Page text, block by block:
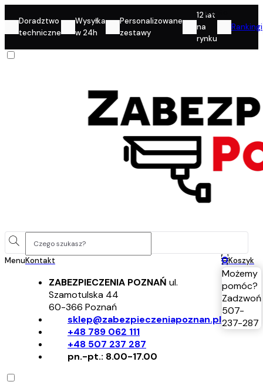
Doradztwo
techniczne
Wysyłka
w 24h
Personalizowane
zestawy
12 lat
na
rynku
Rankingi
MenuKontakt
ZABEZPIECZENIA POZNAŃ ul.
Szamotulska 44
60-366 Poznań
sklep@zabezpieczeniapoznan.pl
+48 789 062 111
+48 507 237 287
pn.-pt.: 8.00-17.00
Konto
0Koszyk
Możemy
pomóc?
Zadzwoń
507-
237-287